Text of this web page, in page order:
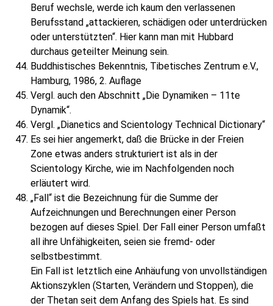
Beruf wechsle, werde ich kaum den verlassenen
Berufsstand „attackieren, schädigen oder unterdrücken
oder unterstützten“. Hier kann man mit Hubbard
durchaus geteilter Meinung sein.
Buddhistisches Bekenntnis, Tibetisches Zentrum e.V.,
Hamburg, 1986, 2. Auflage
Vergl. auch den Abschnitt „Die Dynamiken – 11te
Dynamik“.
Vergl. „Dianetics and Scientology Technical Dictionary“
Es sei hier angemerkt, daß die Brücke in der Freien
Zone etwas anders strukturiert ist als in der
Scientology Kirche, wie im Nachfolgenden noch
erläutert wird.
„Fall“ ist die Bezeichnung für die Summe der
Aufzeichnungen und Berechnungen einer Person
bezogen auf dieses Spiel. Der Fall einer Person umfaßt
all ihre Unfähigkeiten, seien sie fremd- oder
selbstbestimmt.
Ein Fall ist letztlich eine Anhäufung von unvollständigen
Aktionszyklen (Starten, Verändern und Stoppen), die
der Thetan seit dem Anfang des Spiels hat. Es sind